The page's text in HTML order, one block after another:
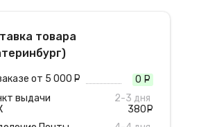
товара
от 5 000 0
выдачи
2-3 дня
380